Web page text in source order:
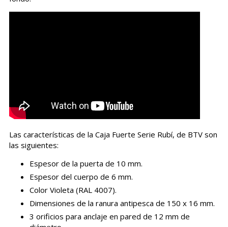
Las características de la Caja Fuerte Serie Rubí, de BTV son
las siguientes:
Espesor de la puerta de 10 mm.
Espesor del cuerpo de 6 mm.
Color Violeta (RAL 4007).
Dimensiones de la ranura antipesca de 150 x 16 mm.
3 orificios para anclaje en pared de 12 mm de